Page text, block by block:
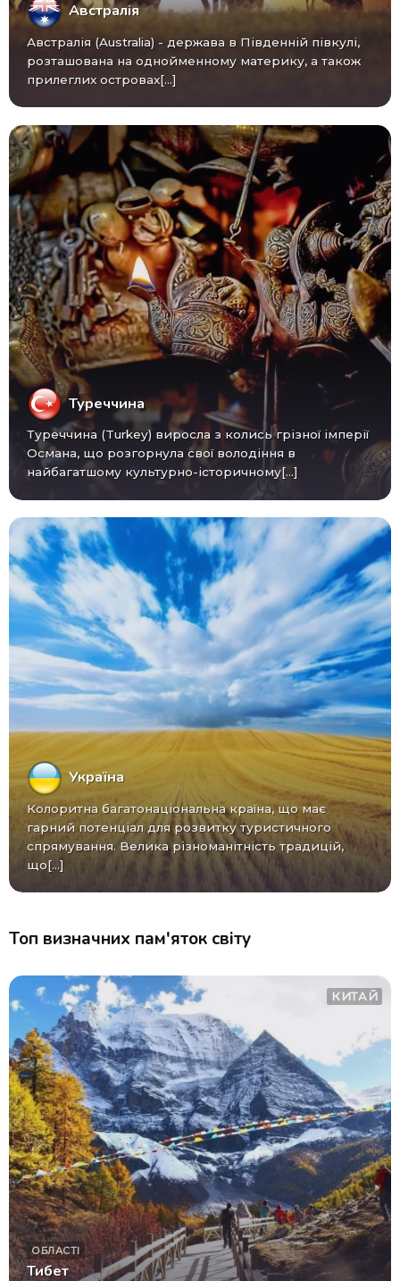
Австралія
Австралія (Australia) - ​​держава в Південній півкулі,
розташована на однойменному материку, а також
прилеглих островах[...]
Туреччина
Туреччина (Turkey) виросла з колись грізної імперії
Османа, що розгорнула свої володіння в
найбагатшому культурно-історичному[...]
Україна
Колоритна багатонаціональна країна, що має
гарний потенціал для розвитку туристичного
спрямування. Велика різноманітність традицій,
що[...]
Топ визначних пам'яток світу
КИТАЙ
ОБЛАСТІ
Тибет